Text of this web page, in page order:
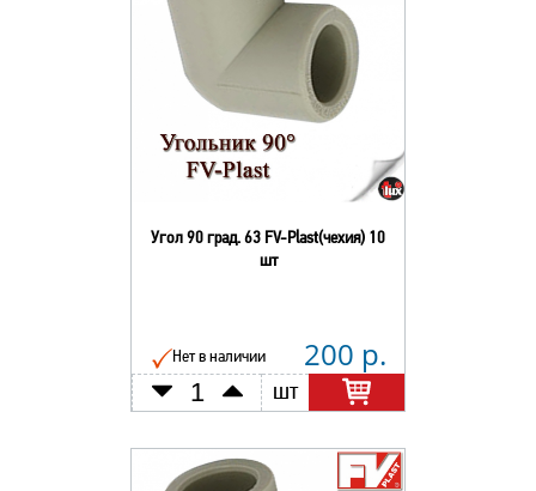
Угол 90 град. 63 FV-Plast(чехия) 10
шт
Нет в наличии 200 р.
шт